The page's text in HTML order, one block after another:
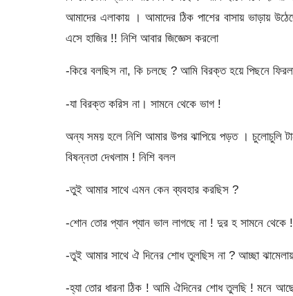
আমাদের এলাকায় । আমাদের ঠিক পাশের বাসায় ভাড়ায়
এসে হাজির !! নিশি আবার জিজ্ঞেস করলো
-কিরে বলছিস না, কি চলছে ? আমি বিরক্ত হয়ে পিছনে
-যা বিরক্ত করিস না। সামনে থেকে ভাগ !
অন্য সময় হলে নিশি আমার উপর ঝাপিয়ে পড়ত । চুলোচুলি
বিষন্নতা দেখলাম ! নিশি বলল
-তুই আমার সাথে এমন কেন ব্যবহার করছিস ?
-শোন তোর প্যান প্যান ভাল লাগছে না ! দুর হ সামনে থেকে
-তুই আমার সাথে ঐ দিনের শোধ তুলছিস না ? আচ্ছা
-হ্যা তোর ধারনা ঠিক ! আমি ঐদিনের শোধ তুলছি ! মনে